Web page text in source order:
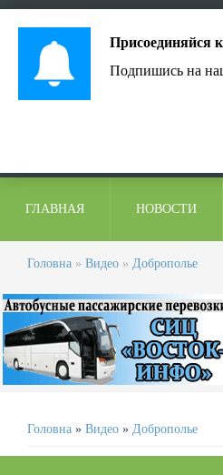
ГЛАВНАЯ НОВОСТИ
Головна » Видео » Доброполье
Головна » Видео » Доброполье
Присоединяйся к
Подпишись на